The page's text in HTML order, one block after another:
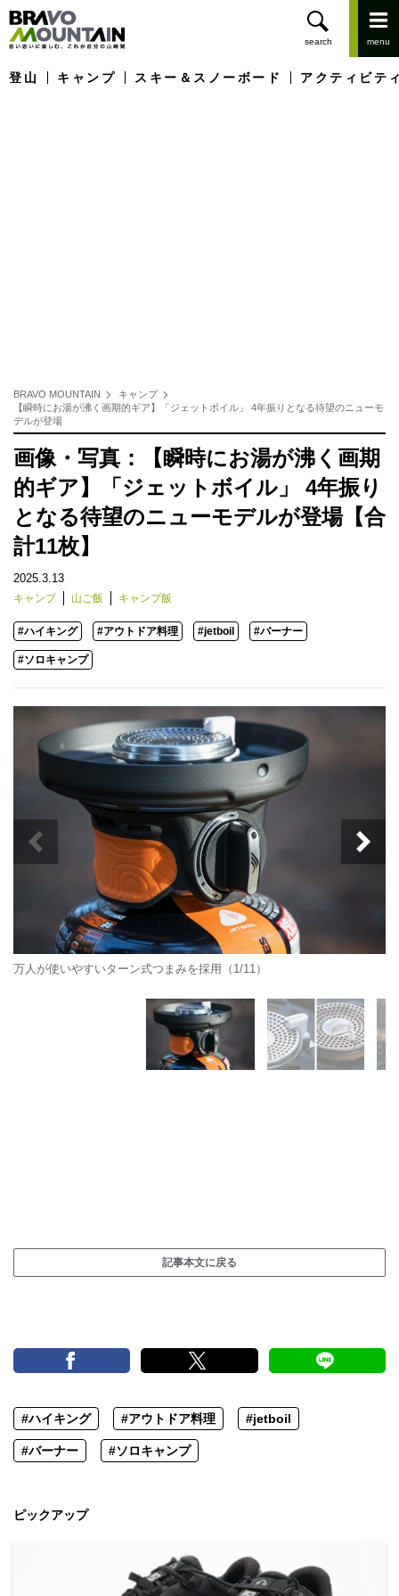
登山 キャンプ スキー＆スノーボード アクティビテ
BRAVO MOUNTAIN
キャンプ
【瞬時にお湯が沸く画期的ギア】「ジェットボイル」 4年振りとなる待望のニューモ
デルが登場
画像・写真：【瞬時にお湯が沸く画期
的ギア】「ジェットボイル」 4年振り
となる待望のニューモデルが登場【合
計11枚】
2025.3.13
キャンプ 山ご飯 キャンプ飯
#ハイキング #アウトドア料理 #jetboil #バーナー
#ソロキャンプ
万人が使いやすいターン式つまみを採用（1/11）
記事本文に戻る
#ハイキング #アウトドア料理 #jetboil
#バーナー #ソロキャンプ
ピックアップ